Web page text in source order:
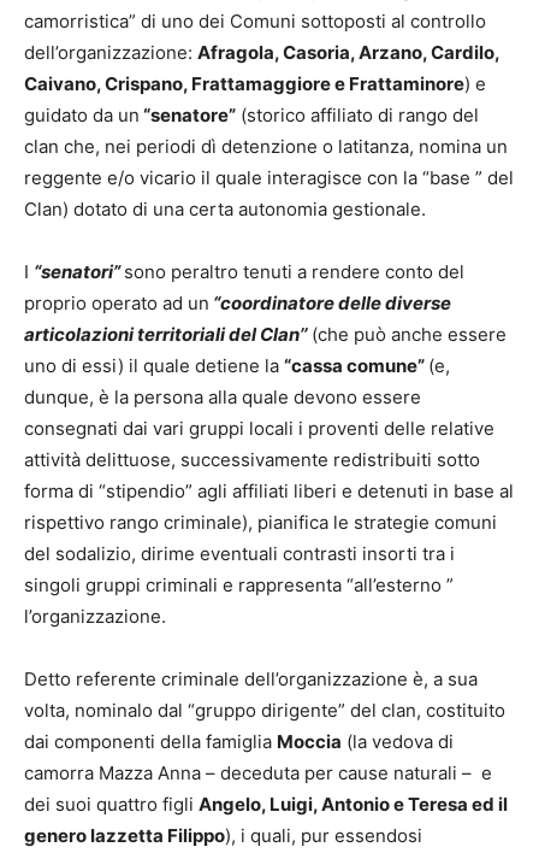
camorristica” di uno dei Comuni sottoposti al controllo
dell’organizzazione: Afragola, Casoria, Arzano, Cardilo,
Caivano, Crispano, Frattamaggiore e Frattaminore) e
guidato da un “senatore” (storico affiliato di rango del
clan che, nei periodi dì detenzione o latitanza, nomina un
reggente e/o vicario il quale interagisce con la “base ” del
Clan) dotato di una certa autonomia gestionale.
I “senatori”sono peraltro tenuti a rendere conto del
proprio operato ad un “coordinatore delle diverse
articolazioni territoriali del Clan’’(che può anche essere
uno di essi) il quale detiene la “cassa comune” (e,
dunque, è la persona alla quale devono essere
consegnati dai vari gruppi locali i proventi delle relative
attività delittuose, successivamente redistribuiti sotto
forma di “stipendio” agli affiliati liberi e detenuti in base al
rispettivo rango criminale), pianifica le strategie comuni
del sodalizio, dirime eventuali contrasti insorti tra i
singoli gruppi criminali e rappresenta “all’esterno ”
l’organizzazione.
Detto referente criminale dell’organizzazione è, a sua
volta, nominalo dal “gruppo dirigente” del clan, costituito
dai componenti della famiglia Moccia (la vedova di
camorra Mazza Anna – deceduta per cause naturali – e
dei suoi quattro figli Angelo, Luigi, Antonio e Teresa ed il
genero Iazzetta Filippo), i quali, pur essendosi